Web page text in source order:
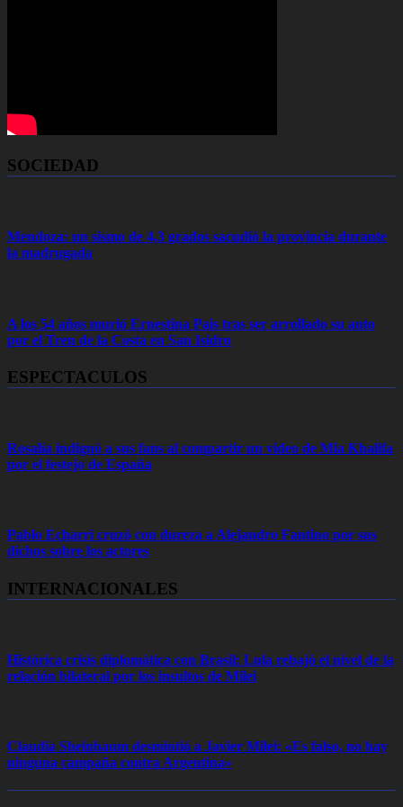
SOCIEDAD
Mendoza: un sismo de 4,3 grados sacudió la provincia durante
la madrugada
A los 54 años murió Ernestina Pais tras ser arrollado su auto
por el Tren de la Costa en San Isidro
ESPECTACULOS
Rosalía indignó a sus fans al compartir un video de Mia Khalifa
por el festejo de España
Pablo Echarri cruzó con dureza a Alejandro Fantino por sus
dichos sobre los actores
INTERNACIONALES
Histórica crisis diplomática con Brasil: Lula rebajó el nivel de la
relación bilateral por los insultos de Milei
Claudia Sheinbaum desmintió a Javier Milei: «Es falso, no hay
ninguna campaña contra Argentina»